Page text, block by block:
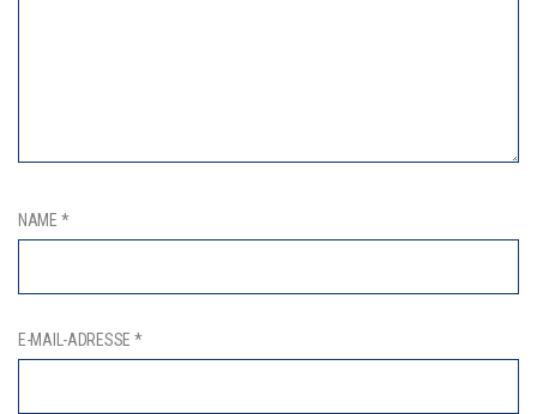
NAME *
E-MAIL-ADRESSE *